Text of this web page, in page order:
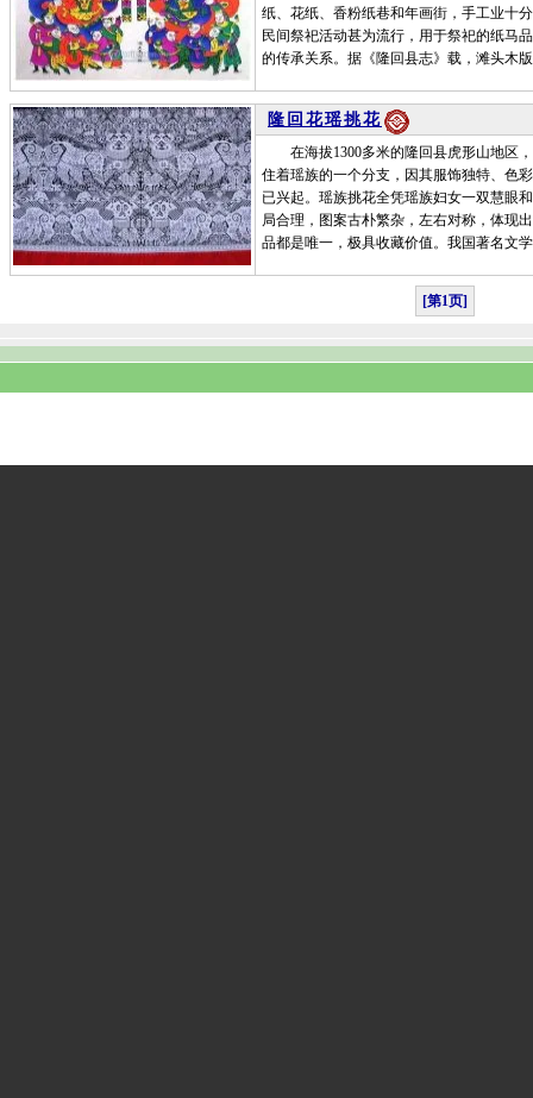
纸、花纸、香粉纸巷和年画街，手工业十
民间祭祀活动甚为流行，用于祭祀的纸马
的传承关系。据《隆回县志》载，滩头
隆回花瑶挑花
在海拔1300多米的隆回县虎形山地区，
住着瑶族的一个分支，因其服饰独特、色
已兴起。瑶族挑花全凭瑶族妇女一双慧眼
局合理，图案古朴繁杂，左右对称，体现
品都是唯一，极具收藏价值。我国著名
[第1页]